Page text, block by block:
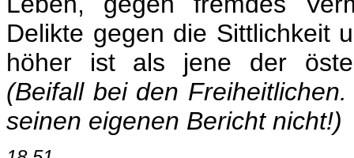
Delikte gegen die Sittlichkeit
höher ist als jene der
(Beifall bei den
seinen eigenen Bericht nicht!)